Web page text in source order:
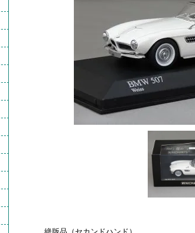
絶版品（セカンドハンド）